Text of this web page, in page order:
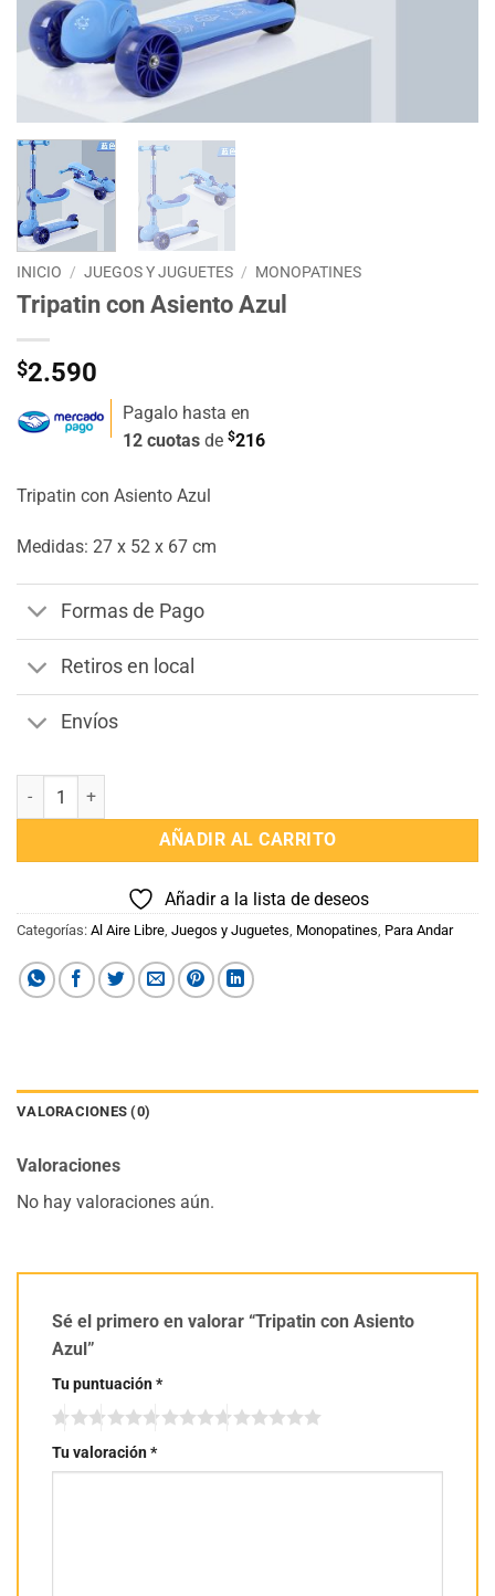
INICIO / JUEGOS Y JUGUETES / MONOPATINES
Tripatin con Asiento Azul
$2.590
Pagalo hasta en
12 cuotas de $216
Tripatin con Asiento Azul
Medidas: 27 x 52 x 67 cm
Formas de Pago
Retiros en local
Envíos
Tripatin con Asiento Azul cantidad
AÑADIR AL CARRITO
Añadir a la lista de deseos
Categorías: Al Aire Libre, Juegos y Juguetes, Monopatines, Para Andar
VALORACIONES (0)
Valoraciones
No hay valoraciones aún.
Sé el primero en valorar “Tripatin con Asiento
Azul”
Tu puntuación*
Tu valoración*